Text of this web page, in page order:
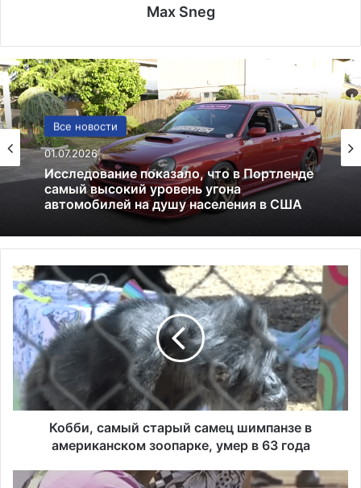
Max Sneg
Все новости
01.07.2026
Исследование показало, что в Портленде
самый высокий уровень угона
автомобилей на душу населения в США
США
13.06.2025
Америка имеет огромный избыток сыра
К
о
б
б
и
,
с
м
Кобби, самый старый самец шимпанзе в
американском зоопарке, умер в 63 года